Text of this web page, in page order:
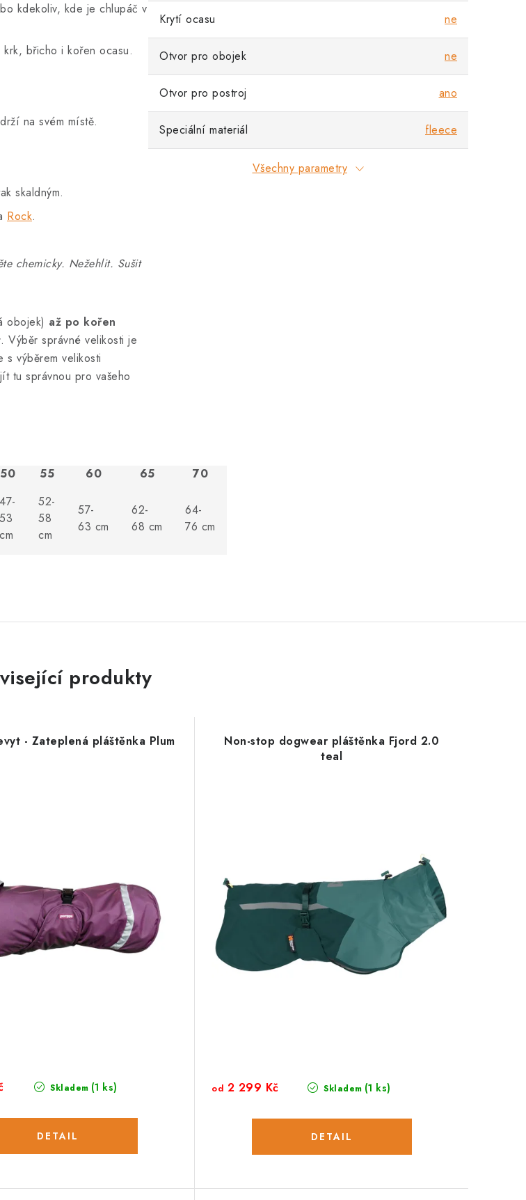
kdekoliv, kde je chlupáč v
krk, břicho i kořen ocasu.
na svém místě.
skaldným.
Rock.
chemicky. Nežehlit. Sušit
obojek) až po kořen
. Výběr správné velikosti je
s výběrem velikosti
tu správnou pro vašeho
50 55 60 65 70
47-
53
cm
52-
58
cm
57-
63 cm
62-
68 cm
64-
76 cm
Krytí ocasu ne
Otvor pro obojek ne
Otvor pro postroj ano
Speciální materiál fleece
Všechny parametry
produkty
- Zateplená pláštěnka Plum
Skladem (1 ks)
Non-stop dogwear pláštěnka Fjord 2.0
teal
Skladem (1 ks)
od 2 299 Kč